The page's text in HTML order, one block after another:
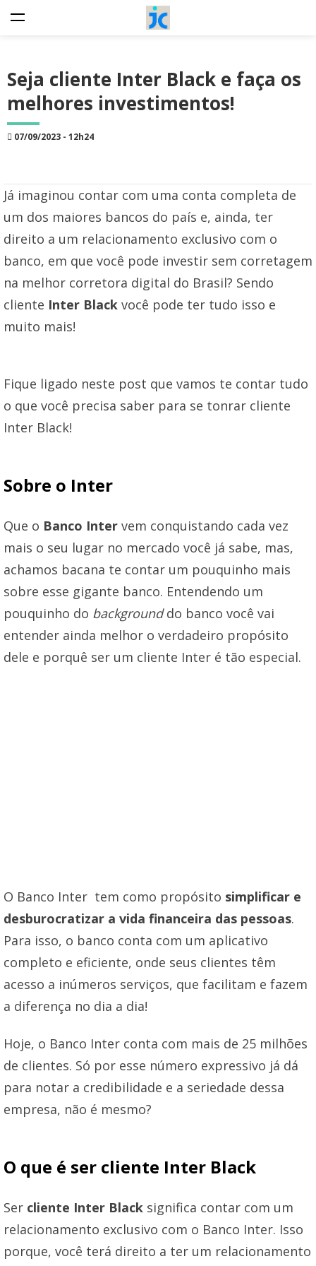
Seja cliente Inter Black e faça os
melhores investimentos!
07/09/2023 - 12h24
Já imaginou contar com uma conta completa de
um dos maiores bancos do país e, ainda, ter
direito a um relacionamento exclusivo com o
banco, em que você pode investir sem corretagem
na melhor corretora digital do Brasil? Sendo
cliente Inter Black você pode ter tudo isso e
muito mais!
Fique ligado neste post que vamos te contar tudo
o que você precisa saber para se tonrar cliente
Inter Black!
Sobre o Inter
Que o Banco Inter vem conquistando cada vez
mais o seu lugar no mercado você já sabe, mas,
achamos bacana te contar um pouquinho mais
sobre esse gigante banco. Entendendo um
pouquinho do backgrounddo banco você vai
entender ainda melhor o verdadeiro propósito
dele e porquê ser um cliente Inter é tão especial.
O Banco Inter tem como propósito simplificar e
desburocratizar a vida financeira das pessoas.
Para isso, o banco conta com um aplicativo
completo e eficiente, onde seus clientes têm
acesso a inúmeros serviços, que facilitam e fazem
a diferença no dia a dia!
Hoje, o Banco Inter conta com mais de 25 milhões
de clientes. Só por esse número expressivo já dá
para notar a credibilidade e a seriedade dessa
empresa, não é mesmo?
O que é ser cliente Inter Black
Ser cliente Inter Black significa contar com um
relacionamento exclusivo com o Banco Inter. Isso
porque, você terá direito a ter um relacionamento